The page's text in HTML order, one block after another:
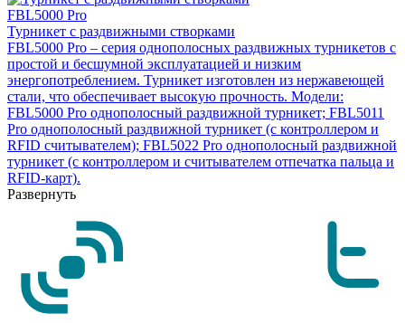
FBL5000 Pro
Турникет с раздвижными створками
FBL5000 Pro – серия однополосных раздвижных турникетов с
простой и бесшумной эксплуатацией и низким
энергопотреблением. Турникет изготовлен из нержавеющей
стали, что обеспечивает высокую прочность. Модели:
FBL5000 Pro однополосный раздвижной турникет; FBL5011
Pro однополосный раздвижной турникет (с контроллером и
RFID считывателем); FBL5022 Pro однополосный раздвижной
турникет (с контроллером и считывателем отпечатка пальца и
RFID-карт).
Развернуть